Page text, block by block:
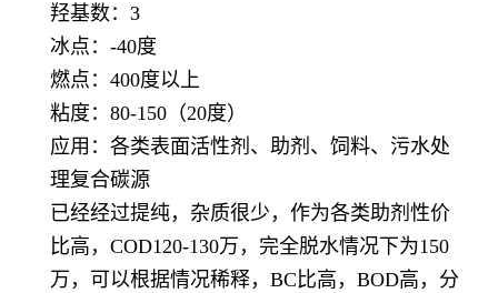
羟基数：3
冰点：-40度
燃点：400度以上
粘度：80-150（20度）
应用：各类表面活性剂、助剂、饲料、污水处
理复合碳源
已经经过提纯，杂质很少，作为各类助剂性价
比高，COD120-130万，完全脱水情况下为150
万，可以根据情况稀释，BC比高，BOD高，分